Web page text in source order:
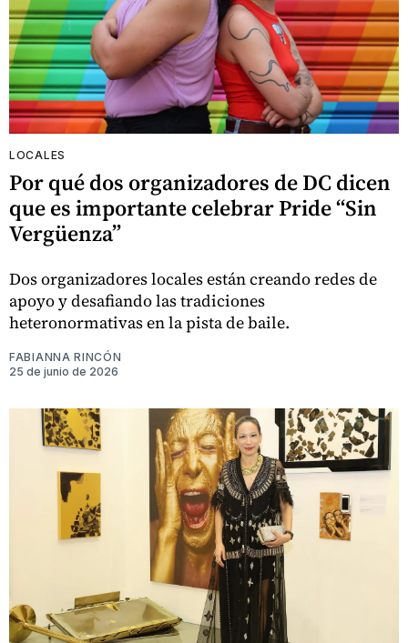
LOCALES
Por qué dos organizadores de DC dicen
que es importante celebrar Pride “Sin
Vergüenza”
Dos organizadores locales están creando redes de
apoyo y desafiando las tradiciones
heteronormativas en la pista de baile.
FABIANNA RINCÓN
25 de junio de 2026